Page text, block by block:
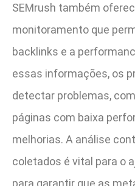
SEMrush também
monitoramento que
backlinks e a
essas informações, os
detectar problemas,
páginas com baixa
melhorias. A análise
coletados é vital para o
para garantir que as